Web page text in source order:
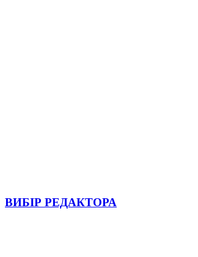
ВИБІР РЕДАКТОРА